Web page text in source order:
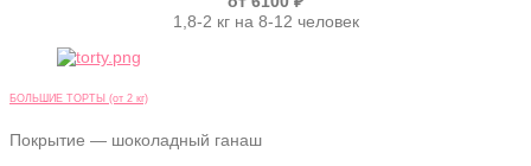
1,8-2 кг на 8-12 человек
БОЛЬШИЕ ТОРТЫ (от 2 кг)
Покрытие — шоколадный ганаш